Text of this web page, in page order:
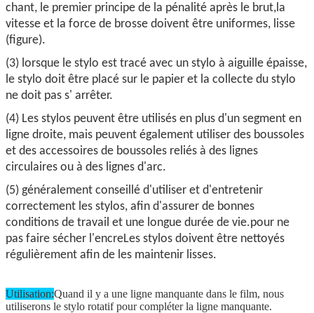
chant, le premier principe de la pénalité après le brut,la
vitesse et la force de brosse doivent être uniformes, lisse
(figure).
(3) lorsque le stylo est tracé avec un stylo à aiguille épaisse,
le stylo doit être placé sur le papier et la collecte du stylo
ne doit pas s' arrêter.
(4) Les stylos peuvent être utilisés en plus d'un segment en
ligne droite, mais peuvent également utiliser des boussoles
et des accessoires de boussoles reliés à des lignes
circulaires ou à des lignes d'arc.
(5) généralement conseillé d'utiliser et d'entretenir
correctement les stylos, afin d'assurer de bonnes
conditions de travail et une longue durée de vie.pour ne
pas faire sécher l'encreLes stylos doivent être nettoyés
régulièrement afin de les maintenir lisses.
Utilisation:Quand il y a une ligne manquante dans le film, nous
utiliserons le stylo rotatif pour compléter la ligne manquante.